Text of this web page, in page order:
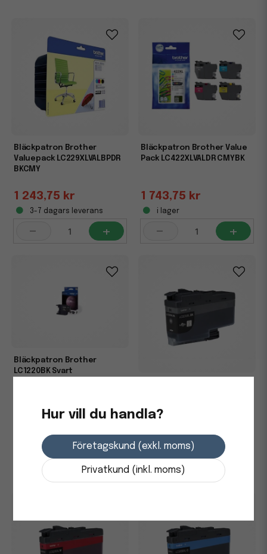
Bläckpatron Brother
Valuepack LC229XLVALBPDR
BKCMY
1 243,75 kr
3-7 dagars leverans
- +
Bläckpatron Brother Value
Pack LC422XLVALDR CMYBK
1 743,75 kr
i lager
- +
Bläckpatron Brother
LC1220BK Svart
293,75 kr
+
611,25 kr
Skickas från leverantör
-
Hur vill du handla?
Företagskund (exkl. moms)
Privatkund (inkl. moms)